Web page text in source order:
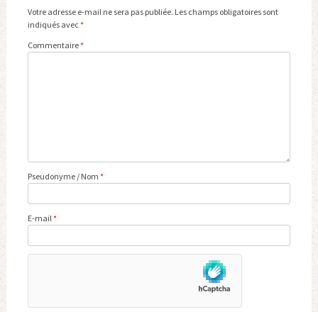
Votre adresse e-mail ne sera pas publiée. Les champs obligatoires sont
indiqués avec*
Commentaire*
Pseudonyme / Nom *
E-mail*